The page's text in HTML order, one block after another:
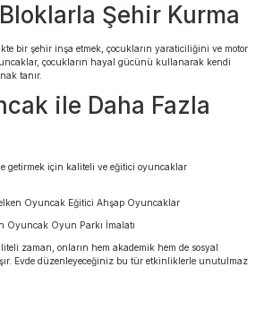
Şehir Kurma
bir şehir inşa etmek, çocukların yaraticiliğini ve motor
çocukların hayal gücünü kullanarak kendi
tanır.
ile Daha Fazla
getirmek için kaliteli ve eğitici oyuncaklar
Oyuncak Eğitici Ahşap Oyuncaklar
Oyuncak Oyun Parkı İmalatı
zaman, onların hem akademik hem de sosyal
Evde düzenleyeceğiniz bu tür etkinliklerle unutulmaz